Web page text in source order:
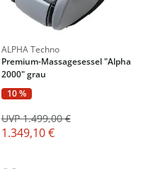
ALPHA Techno
Premium-Massagesessel "Alpha
2000" grau
10 %
1.349,10 €
UVP 1.499,00 €